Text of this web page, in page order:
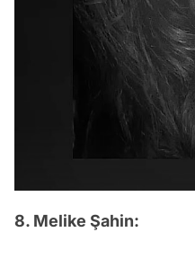
8. Melike Şahin: